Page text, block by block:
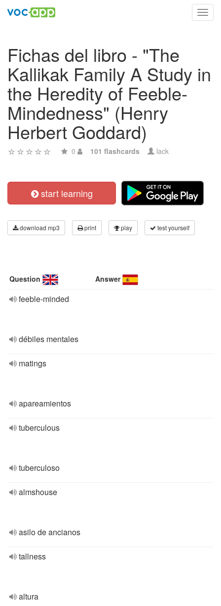
Fichas del libro - "The
Kallikak Family A Study in
the Heredity of Feeble-
Mindedness" (Henry
Herbert Goddard)
0 101 flashcards lack
start learning
download mp3 print play test yourself
Question Answer
feeble-minded
débiles mentales
matings
apareamientos
tuberculous
tuberculoso
almshouse
asilo de ancianos
tallness
altura